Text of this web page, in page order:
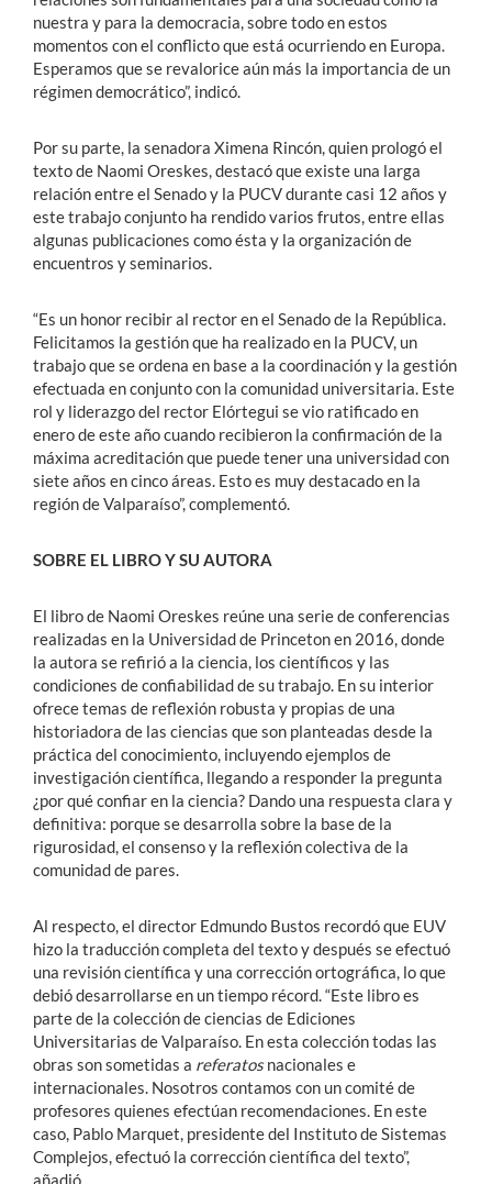
nuestra y para la democracia, sobre todo en estos
momentos con el conflicto que está ocurriendo en Europa.
Esperamos que se revalorice aún más la importancia de un
régimen democrático”, indicó.
Por su parte, la senadora Ximena Rincón, quien prologó el
texto de Naomi Oreskes, destacó que existe una larga
relación entre el Senado y la PUCV durante casi 12 años y
este trabajo conjunto ha rendido varios frutos, entre ellas
algunas publicaciones como ésta y la organización de
encuentros y seminarios.
“Es un honor recibir al rector en el Senado de la República.
Felicitamos la gestión que ha realizado en la PUCV, un
trabajo que se ordena en base a la coordinación y la gestión
efectuada en conjunto con la comunidad universitaria. Este
rol y liderazgo del rector Elórtegui se vio ratificado en
enero de este año cuando recibieron la confirmación de la
máxima acreditación que puede tener una universidad con
siete años en cinco áreas. Esto es muy destacado en la
región de Valparaíso”, complementó.
SOBRE EL LIBRO Y SU AUTORA
El libro de Naomi Oreskes reúne una serie de conferencias
realizadas en la Universidad de Princeton en 2016, donde
la autora se refirió a la ciencia, los científicos y las
condiciones de confiabilidad de su trabajo. En su interior
ofrece temas de reflexión robusta y propias de una
historiadora de las ciencias que son planteadas desde la
práctica del conocimiento, incluyendo ejemplos de
investigación científica, llegando a responder la pregunta
¿por qué confiar en la ciencia? Dando una respuesta clara y
definitiva: porque se desarrolla sobre la base de la
rigurosidad, el consenso y la reflexión colectiva de la
comunidad de pares.
Al respecto, el director Edmundo Bustos recordó que EUV
hizo la traducción completa del texto y después se efectuó
una revisión científica y una corrección ortográfica, lo que
debió desarrollarse en un tiempo récord. “Este libro es
parte de la colección de ciencias de Ediciones
Universitarias de Valparaíso. En esta colección todas las
obras son sometidas a referatosnacionales e
internacionales. Nosotros contamos con un comité de
profesores quienes efectúan recomendaciones. En este
caso, Pablo Marquet, presidente del Instituto de Sistemas
Complejos, efectuó la corrección científica del texto”,
añadió.